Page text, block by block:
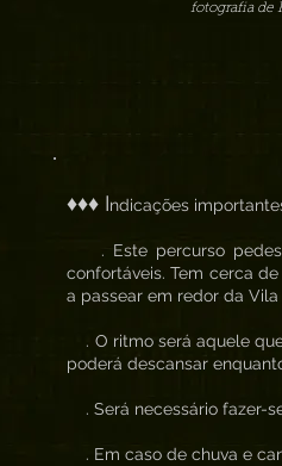
fotografia de
♦♦♦ Indicações
. Este percurso
confortáveis. Tem cerca
a passear em redor da
. O ritmo será aquele
poderá descansar
. Será necessário fazer-
. Em caso de chuva e